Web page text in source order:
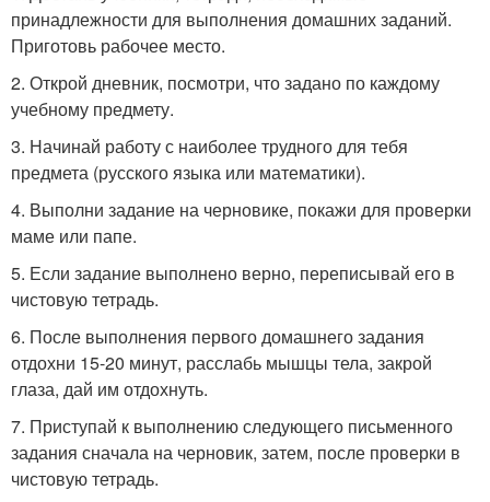
принадлежности для выполнения домашних заданий.
Приготовь рабочее место.
2. Открой дневник, посмотри, что задано по каждому
учебному предмету.
3. Начинай работу с наиболее трудного для тебя
предмета (русского языка или математики).
4. Выполни задание на черновике, покажи для проверки
маме или папе.
5. Если задание выполнено верно, переписывай его в
чистовую тетрадь.
6. После выполнения первого домашнего задания
отдохни 15-20 минут, расслабь мышцы тела, закрой
глаза, дай им отдохнуть.
7. Приступай к выполнению следующего письменного
задания сначала на черновик, затем, после проверки в
чистовую тетрадь.